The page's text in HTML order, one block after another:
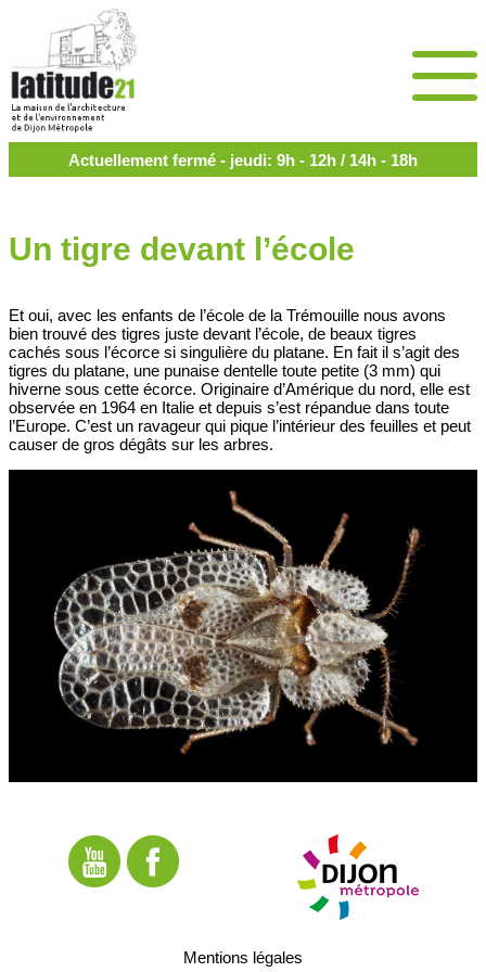
Actuellement fermé - jeudi: 9h - 12h / 14h - 18h
Un tigre devant l’école
Et oui, avec les enfants de l’école de la Trémouille nous avons
bien trouvé des tigres juste devant l’école, de beaux tigres
cachés sous l’écorce si singulière du platane. En fait il s’agit des
tigres du platane, une punaise dentelle toute petite (3 mm) qui
hiverne sous cette écorce. Originaire d’Amérique du nord, elle est
observée en 1964 en Italie et depuis s’est répandue dans toute
l’Europe. C’est un ravageur qui pique l’intérieur des feuilles et peut
causer de gros dégâts sur les arbres.
Mentions légales